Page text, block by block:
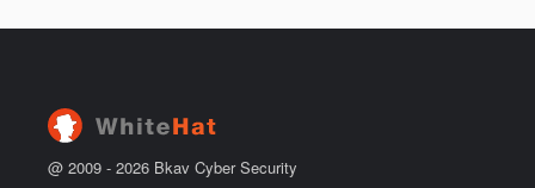
@ 2009 - 2026 Bkav Cyber Security